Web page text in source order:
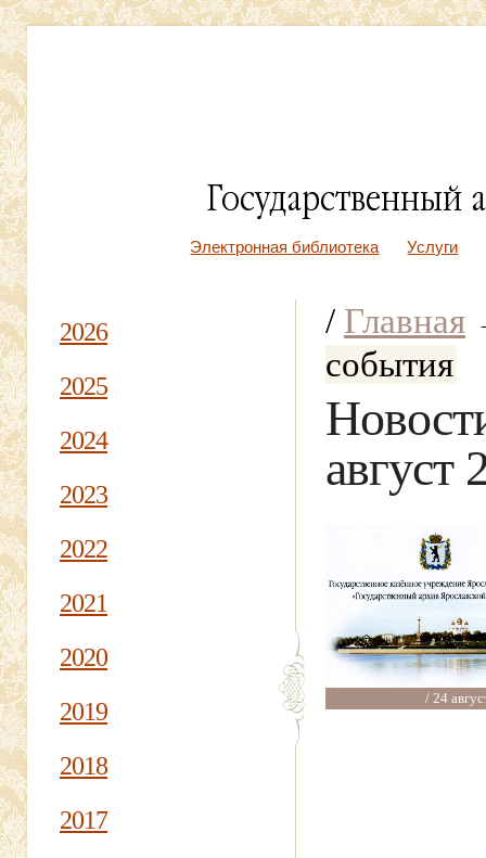
Электронная библиотека Услуги
2026
2025
2024
2023
2022
2021
2020
2019
2018
2017
/ Главная
события
август
/ 24